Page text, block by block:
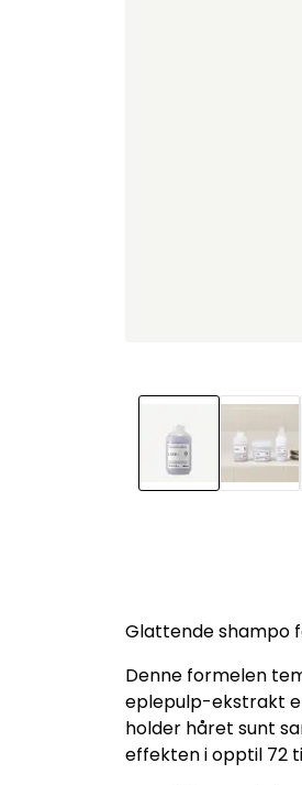
Glattende shampo
Denne formelen
eplepulp-ekstrakt
holder håret sunt
effekten i opptil 72